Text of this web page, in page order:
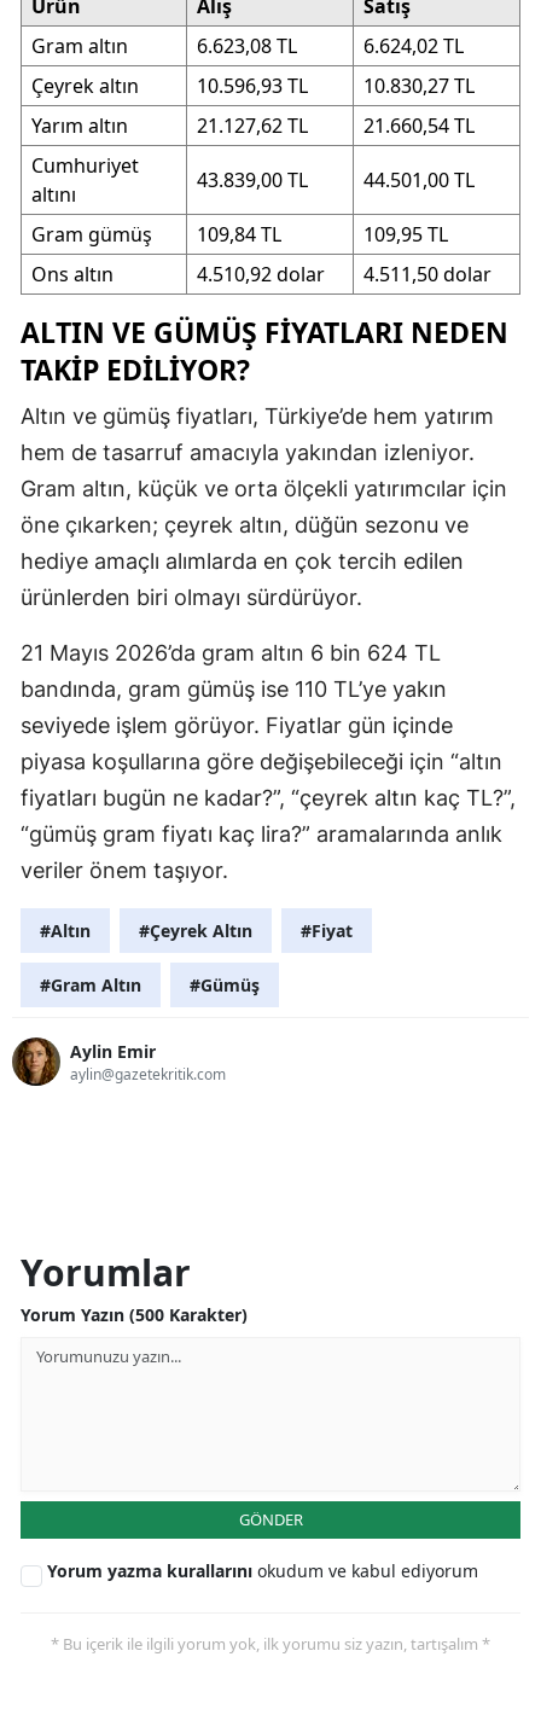
Ürün Alış
Satış
Gram altın
6.623,08 TL
6.624,02 TL
Çeyrek altın
10.596,93 TL
10.830,27 TL
Yarım altın
21.127,62 TL
21.660,54 TL
Cumhuriyet
altını
43.839,00 TL 44.501,00 TL
Gram gümüş 109,84 TL
109,95 TL
Ons altın
4.510,92 dolar 4.511,50 dolar
ALTIN VE GÜMÜŞ FIYATLARI NEDEN
TAKIP EDILIYOR?
Altın ve gümüş fiyatları, Türkiye’de hem yatırım
hem de tasarruf amacıyla yakından izleniyor.
Gram altın, küçük ve orta ölçekli yatırımcılar için
öne çıkarken; çeyrek altın, düğün sezonu ve
hediye amaçlı alımlarda en çok tercih edilen
ürünlerden biri olmayı sürdürüyor.
21 Mayıs 2026’da gram altın 6 bin 624 TL
bandında, gram gümüş ise 110 TL’ye yakın
seviyede işlem görüyor. Fiyatlar gün içinde
piyasa koşullarına göre değişebileceği için “altın
fiyatları bugün ne kadar?”, “çeyrek altın kaç TL?”,
“gümüş gram fiyatı kaç lira?” aramalarında anlık
veriler önem taşıyor.
#Altın #Çeyrek Altın #Fiyat
#Gram Altın #Gümüş
Aylin Emir
aylin@gazetekritik.com
Yorumlar
Yorum Yazın (500 Karakter)
GÖNDER
Yorum yazma kurallarını okudum ve kabul ediyorum
* Bu içerik ile ilgili yorum yok, ilk yorumu siz yazın, tartışalım *